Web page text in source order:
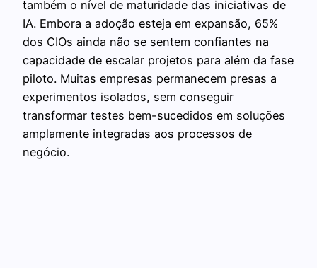
também o nível de maturidade das iniciativas de
IA. Embora a adoção esteja em expansão, 65%
dos CIOs ainda não se sentem confiantes na
capacidade de escalar projetos para além da fase
piloto. Muitas empresas permanecem presas a
experimentos isolados, sem conseguir
transformar testes bem-sucedidos em soluções
amplamente integradas aos processos de
negócio.